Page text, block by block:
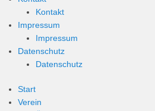
Kontakt
Impressum
Impressum
Datenschutz
Datenschutz
Start
Verein